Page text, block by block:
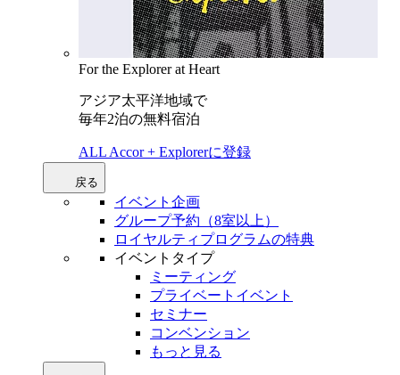
For the Explorer at Heart
アジア太平洋地域で
毎年2泊の無料宿泊
ALL Accor + Explorerに登録
戻る
イベント企画
グループ予約（8室以上）
ロイヤルティプログラムの特典
イベントタイプ
ミーティング
プライベートイベント
セミナー
コンベンション
もっと見る